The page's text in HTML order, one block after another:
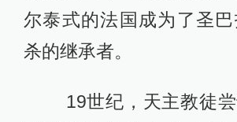
尔泰式的法国成为了圣
杀的继承者。
19世纪，天主教徒尝